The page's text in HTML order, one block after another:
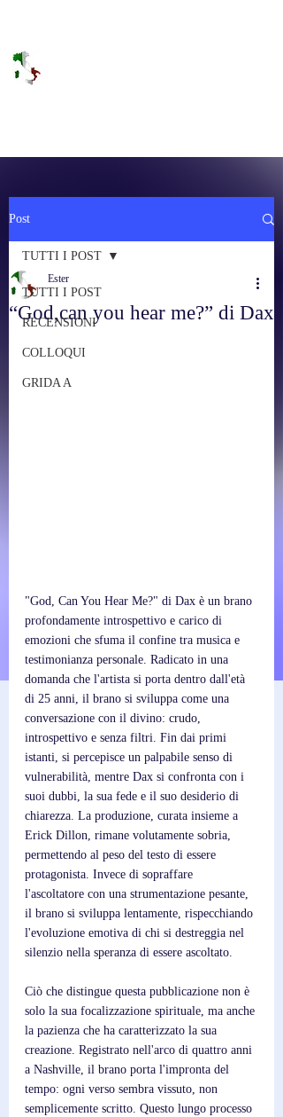
Post
TUTTI I POST
RECENSIONI
COLLOQUI
GRIDA A
TUTTI I POST
“God,can you hear me?” di Dax
Ester
"God, Can You Hear Me?" di Dax è un brano
profondamente introspettivo e carico di
emozioni che sfuma il confine tra musica e
testimonianza personale. Radicato in una
domanda che l'artista si porta dentro dall'età
di 25 anni, il brano si sviluppa come una
conversazione con il divino: crudo,
introspettivo e senza filtri. Fin dai primi
istanti, si percepisce un palpabile senso di
vulnerabilità, mentre Dax si confronta con i
suoi dubbi, la sua fede e il suo desiderio di
chiarezza. La produzione, curata insieme a
Erick Dillon, rimane volutamente sobria,
permettendo al peso del testo di essere
protagonista. Invece di sopraffare
l'ascoltatore con una strumentazione pesante,
il brano si sviluppa lentamente, rispecchiando
l'evoluzione emotiva di chi si destreggia nel
silenzio nella speranza di essere ascoltato.
Ciò che distingue questa pubblicazione non è
solo la sua focalizzazione spirituale, ma anche
la pazienza che ha caratterizzato la sua
creazione. Registrato nell'arco di quattro anni
a Nashville, il brano porta l'impronta del
tempo: ogni verso sembra vissuto, non
semplicemente scritto. Questo lungo processo